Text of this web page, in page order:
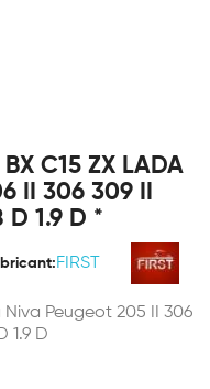
C15 ZX LADA
II 306 309 II
D 1.9 D *
FIRST
Niva Peugeot 205 II 306
1.9 D